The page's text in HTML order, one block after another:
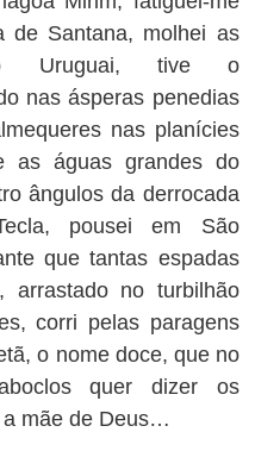
de Santana, molhei as
Uruguai, tive o
nas ásperas penedias
nas planícies
as águas grandes do
ângulos da derrocada
pousei em São
que tantas espadas
arrastado no turbilhão
corri pelas paragens
o nome doce, que no
quer dizer os
a mãe de Deus…